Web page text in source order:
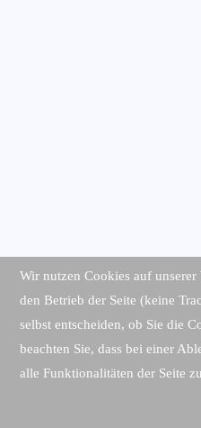
Wir nutzen Cookies auf
den Betrieb der Seite (keine
selbst entscheiden, ob Sie die
beachten Sie, dass bei einer
alle Funktionalitäten der Seite